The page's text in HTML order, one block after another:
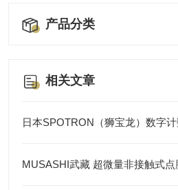
产品分类
相关文章
日本SPOTRON（狮宝龙）数字
MUSASHI武藏 超微量非接触式